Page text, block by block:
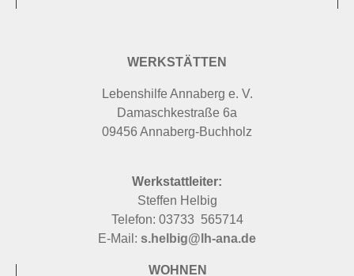
WERKSTÄTTEN
Lebenshilfe Annaberg e. V.
Damaschkestraße 6a
09456 Annaberg-Buchholz
Werkstattleiter:
Steffen Helbig
Telefon: 03733 565714
E-Mail: s.helbig@lh-ana.de
WOHNEN